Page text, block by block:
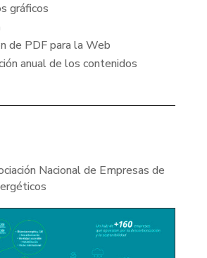
gráficos
de PDF para la Web
anual de los contenidos
Nacional de Empresas de